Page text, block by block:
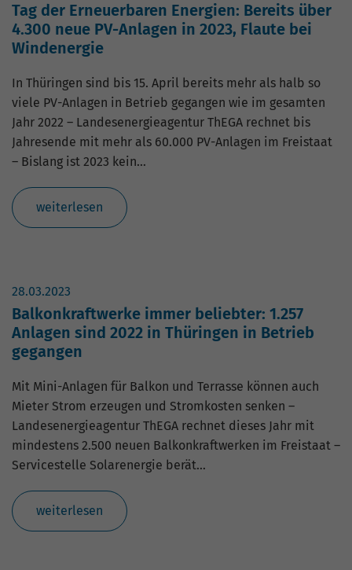
Tag der Erneuerbaren Energien: Bereits über
4.300 neue PV-Anlagen in 2023, Flaute bei
Windenergie
In Thüringen sind bis 15. April bereits mehr als halb so
viele PV-Anlagen in Betrieb gegangen wie im gesamten
Jahr 2022 – Landesenergieagentur ThEGA rechnet bis
Jahresende mit mehr als 60.000 PV-Anlagen im Freistaat
– Bislang ist 2023 kein…
weiterlesen
28.03.2023
Balkonkraftwerke immer beliebter: 1.257
Anlagen sind 2022 in Thüringen in Betrieb
gegangen
Mit Mini-Anlagen für Balkon und Terrasse können auch
Mieter Strom erzeugen und Stromkosten senken –
Landesenergieagentur ThEGA rechnet dieses Jahr mit
mindestens 2.500 neuen Balkonkraftwerken im Freistaat –
Servicestelle Solarenergie berät…
weiterlesen